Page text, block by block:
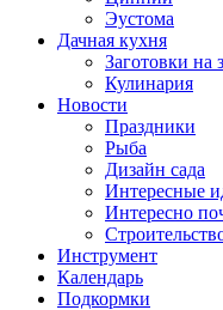
Эустома
Дачная кухня
Заготовки на
Кулинария
Новости
Праздники
Рыба
Дизайн сада
Интересные
Интересно
Инструмент
Календарь
Подкормки